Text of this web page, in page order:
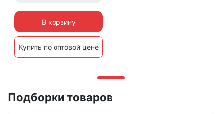
В корзину
Купить по оптовой цене
Подборки товаров